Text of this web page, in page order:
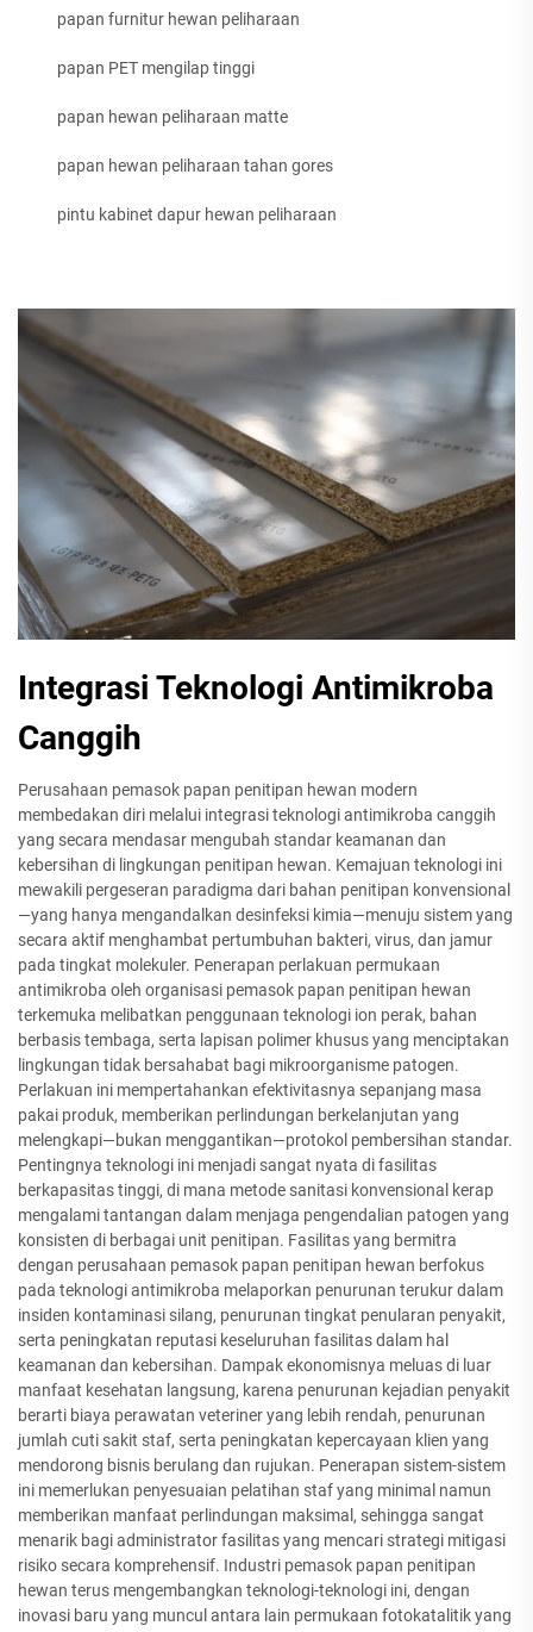
papan furnitur hewan peliharaan
papan PET mengilap tinggi
papan hewan peliharaan matte
papan hewan peliharaan tahan gores
pintu kabinet dapur hewan peliharaan
Integrasi Teknologi Antimikroba
Canggih
Perusahaan pemasok papan penitipan hewan modern
membedakan diri melalui integrasi teknologi antimikroba canggih
yang secara mendasar mengubah standar keamanan dan
kebersihan di lingkungan penitipan hewan. Kemajuan teknologi ini
mewakili pergeseran paradigma dari bahan penitipan konvensional
—yang hanya mengandalkan desinfeksi kimia—menuju sistem yang
secara aktif menghambat pertumbuhan bakteri, virus, dan jamur
pada tingkat molekuler. Penerapan perlakuan permukaan
antimikroba oleh organisasi pemasok papan penitipan hewan
terkemuka melibatkan penggunaan teknologi ion perak, bahan
berbasis tembaga, serta lapisan polimer khusus yang menciptakan
lingkungan tidak bersahabat bagi mikroorganisme patogen.
Perlakuan ini mempertahankan efektivitasnya sepanjang masa
pakai produk, memberikan perlindungan berkelanjutan yang
melengkapi—bukan menggantikan—protokol pembersihan standar.
Pentingnya teknologi ini menjadi sangat nyata di fasilitas
berkapasitas tinggi, di mana metode sanitasi konvensional kerap
mengalami tantangan dalam menjaga pengendalian patogen yang
konsisten di berbagai unit penitipan. Fasilitas yang bermitra
dengan perusahaan pemasok papan penitipan hewan berfokus
pada teknologi antimikroba melaporkan penurunan terukur dalam
insiden kontaminasi silang, penurunan tingkat penularan penyakit,
serta peningkatan reputasi keseluruhan fasilitas dalam hal
keamanan dan kebersihan. Dampak ekonomisnya meluas di luar
manfaat kesehatan langsung, karena penurunan kejadian penyakit
berarti biaya perawatan veteriner yang lebih rendah, penurunan
jumlah cuti sakit staf, serta peningkatan kepercayaan klien yang
mendorong bisnis berulang dan rujukan. Penerapan sistem-sistem
ini memerlukan penyesuaian pelatihan staf yang minimal namun
memberikan manfaat perlindungan maksimal, sehingga sangat
menarik bagi administrator fasilitas yang mencari strategi mitigasi
risiko secara komprehensif. Industri pemasok papan penitipan
hewan terus mengembangkan teknologi-teknologi ini, dengan
inovasi baru yang muncul antara lain permukaan fotokatalitik yang